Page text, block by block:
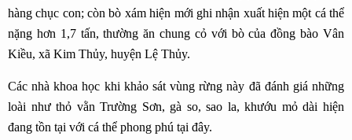
hàng chục con; còn bò xám hiện mới ghi nhận xuất hiện một cá thể
nặng hơn 1,7 tấn, thường ăn chung cỏ với bò của đồng bào Vân
Kiều, xã Kim Thủy, huyện Lệ Thủy.
Các nhà khoa học khi khảo sát vùng rừng này đã đánh giá những
loài như thỏ vằn Trường Sơn, gà so, sao la, khướu mỏ dài hiện
đang tồn tại với cá thể phong phú tại đây.